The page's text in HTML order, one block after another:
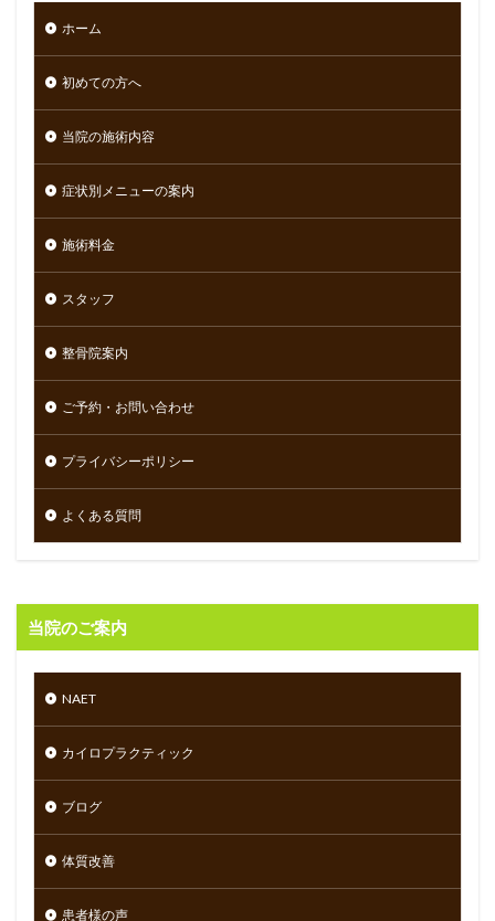
ホーム
初めての方へ
当院の施術内容
症状別メニューの案内
施術料金
スタッフ
整骨院案内
ご予約・お問い合わせ
プライバシーポリシー
よくある質問
当院のご案内
NAET
カイロプラクティック
ブログ
体質改善
患者様の声